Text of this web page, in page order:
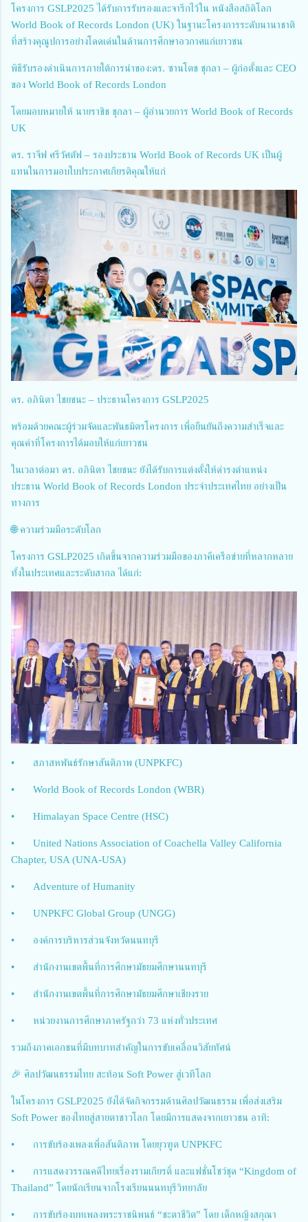
โครงการ GSLP2025 ได้รับการรับรองและจารึกไว้ใน หนังสือสถิติโลก
World Book of Records London (UK) ในฐานะโครงการระดับนานาชาติ
ที่สร้างคุณูปการอย่างโดดเด่นในด้านการศึกษาอวกาศแก่เยาวชน
พิธีรับรองดำเนินการภายใต้การนำของ:ดร. ซานโตช ชุกลา – ผู้ก่อตั้งและ CEO
ของ World Book of Records London
โดยมอบหมายให้ นายราชิช ชุกลา – ผู้อำนวยการ World Book of Records
UK
ดร. ราจีฟ ศรีวัศตัฟ – รองประธาน World Book of Records UK เป็นผู้
แทนในการมอบใบประกาศเกียรติคุณให้แก่
ดร. อภินิตา ไชยชนะ – ประธานโครงการ GSLP2025
พร้อมด้วยคณะผู้ร่วมจัดและพันธมิตรโครงการ เพื่อยืนยันถึงความสำเร็จและ
คุณค่าที่โครงการได้มอบให้แก่เยาวชน
ในเวลาต่อมา ดร. อภินิตา ไชยชนะ ยังได้รับการแต่งตั้งให้ดำรงตำแหน่ง
ประธาน World Book of Records London ประจำประเทศไทย อย่างเป็น
ทางการ
🌐 ความร่วมมือระดับโลก
โครงการ GSLP2025 เกิดขึ้นจากความร่วมมือของภาคีเครือข่ายที่หลากหลาย
ทั้งในประเทศและระดับสากล ได้แก่:
• สภาสหพันธ์รักษาสันติภาพ (UNPKFC)
• World Book of Records London (WBR)
• Himalayan Space Centre (HSC)
•
United Nations Association of Coachella Valley California
Chapter, USA (UNA-USA)
• Adventure of Humanity
• UNPKFC Global Group (UNGG)
• องค์การบริหารส่วนจังหวัดนนทบุรี
• สำนักงานเขตพื้นที่การศึกษามัธยมศึกษานนทบุรี
• สำนักงานเขตพื้นที่การศึกษามัธยมศึกษาเชียงราย
• หน่วยงานการศึกษาภาครัฐกว่า 73 แห่งทั่วประเทศ
รวมถึงภาคเอกชนที่มีบทบาทสำคัญในการขับเคลื่อนวิสัยทัศน์
🎉 ศิลปวัฒนธรรมไทย สะท้อน Soft Power สู่เวทีโลก
ในโครงการ GSLP2025 ยังได้จัดกิจกรรมด้านศิลปวัฒนธรรม เพื่อส่งเสริม
Soft Power ของไทยสู่สายตาชาวโลก โดยมีการแสดงจากเยาวชน อาทิ:
• การขับร้องเพลงเพื่อสันติภาพ โดยยุวฑูต UNPKFC
•
การแสดงวรรณคดีไทยเรื่องรามเกียรติ์ และแฟชั่นโชว์ชุด “Kingdom of
Thailand” โดยนักเรียนจากโรงเรียนนนทบุรีวิทยาลัย
• การขับร้องบทเพลงพระราชนิพนธ์ “ชะตาชีวิต” โดย เด็กหญิงสกุณา